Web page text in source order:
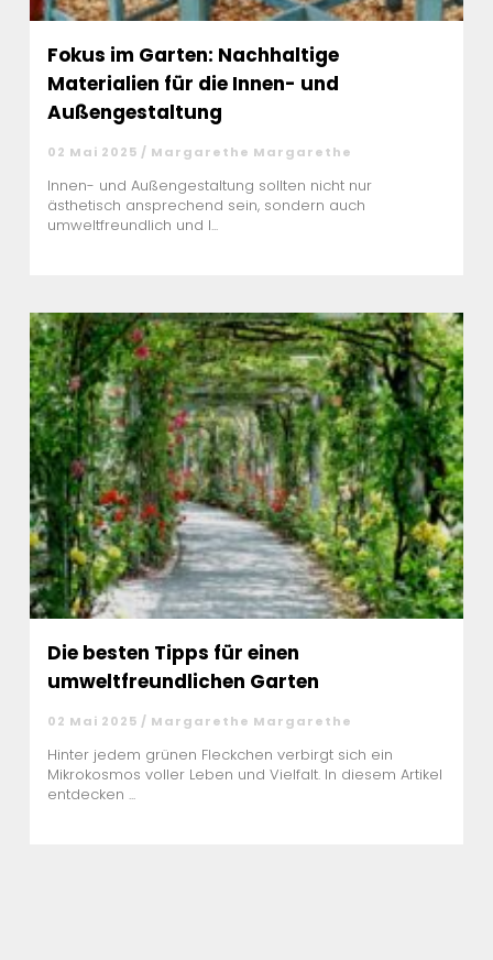
Fokus im Garten: Nachhaltige
Materialien für die Innen- und
Außengestaltung
02 Mai 2025 / Margarethe Margarethe
Innen- und Außengestaltung sollten nicht nur
ästhetisch ansprechend sein, sondern auch
umweltfreundlich und l...
Die besten Tipps für einen
umweltfreundlichen Garten
02 Mai 2025 / Margarethe Margarethe
Hinter jedem grünen Fleckchen verbirgt sich ein
Mikrokosmos voller Leben und Vielfalt. In diesem Artikel
entdecken ...